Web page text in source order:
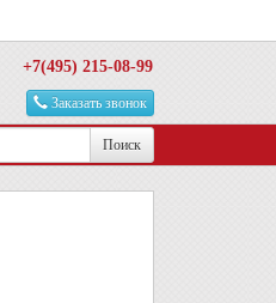
+7(495) 215-08-99
Заказать звонок
Поиск